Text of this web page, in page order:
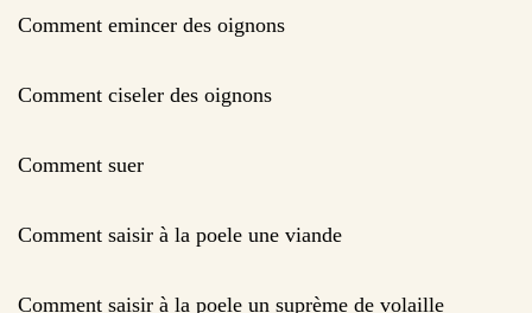
Comment emincer des oignons
Comment ciseler des oignons
Comment suer
Comment saisir à la poele une viande
Comment saisir à la poele un suprème de volaille